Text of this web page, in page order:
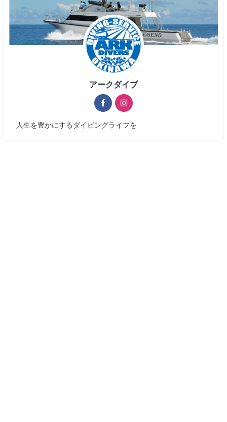
アークダイブ
人生を豊かにするダイビングライフを